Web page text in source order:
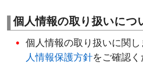
個人情報の取り扱いにつ
個人情報の取り扱いに関
人情報保護方針をご確認く